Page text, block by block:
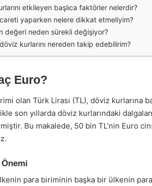
etkileyen başlıca faktörler nelerdir?
yaparken nelere dikkat etmeliyim?
değeri neden sürekli değişiyor?
kurlarını nereden takip edebilirim?
Euro?
olan Türk Lirası (TL), döviz kurlarına
son yıllarda döviz kurlarındaki
Bu makalede, 50 bin TL’nin Euro
para biriminin başka bir ülkenin